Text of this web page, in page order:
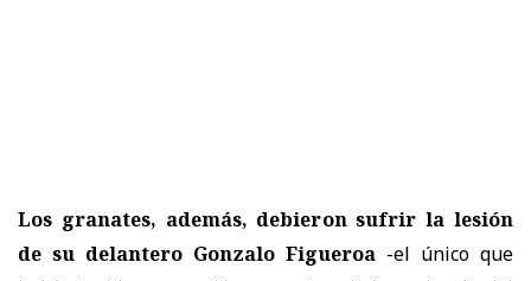
Los granates, además, debieron sufrir la lesión
de su delantero Gonzalo Figueroa -el único que